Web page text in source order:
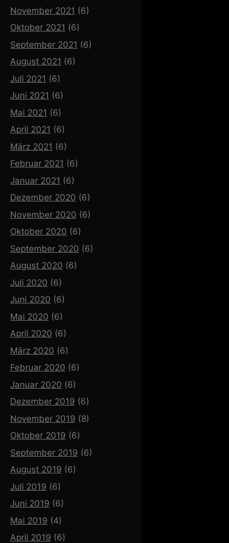
November 2021 (6)
Oktober 2021 (6)
September 2021 (6)
August 2021 (6)
Juli 2021 (6)
Juni 2021 (6)
Mai 2021 (6)
April 2021 (6)
März 2021 (6)
Februar 2021 (6)
Januar 2021 (6)
Dezember 2020 (6)
November 2020 (6)
Oktober 2020 (6)
September 2020 (6)
August 2020 (6)
Juli 2020 (6)
Juni 2020 (6)
Mai 2020 (6)
April 2020 (6)
März 2020 (6)
Februar 2020 (6)
Januar 2020 (6)
Dezember 2019 (6)
November 2019 (8)
Oktober 2019 (6)
September 2019 (6)
August 2019 (6)
Juli 2019 (6)
Juni 2019 (6)
Mai 2019 (4)
April 2019 (6)